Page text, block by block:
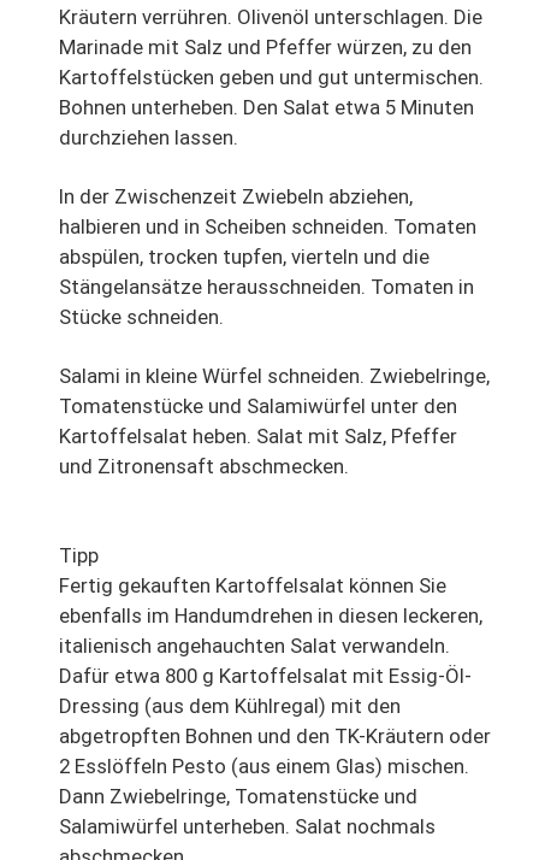
Kräutern verrühren. Olivenöl unterschlagen. Die
Marinade mit Salz und Pfeffer würzen, zu den
Kartoffelstücken geben und gut untermischen.
Bohnen unterheben. Den Salat etwa 5 Minuten
durchziehen lassen.
In der Zwischenzeit Zwiebeln abziehen,
halbieren und in Scheiben schneiden. Tomaten
abspülen, trocken tupfen, vierteln und die
Stängelansätze herausschneiden. Tomaten in
Stücke schneiden.
Salami in kleine Würfel schneiden. Zwiebelringe,
Tomatenstücke und Salamiwürfel unter den
Kartoffelsalat heben. Salat mit Salz, Pfeffer
und Zitronensaft abschmecken.
Tipp
Fertig gekauften Kartoffelsalat können Sie
ebenfalls im Handumdrehen in diesen leckeren,
italienisch angehauchten Salat verwandeln.
Dafür etwa 800 g Kartoffelsalat mit Essig-Öl-
Dressing (aus dem Kühlregal) mit den
abgetropften Bohnen und den TK-Kräutern oder
2 Esslöffeln Pesto (aus einem Glas) mischen.
Dann Zwiebelringe, Tomatenstücke und
Salamiwürfel unterheben. Salat nochmals